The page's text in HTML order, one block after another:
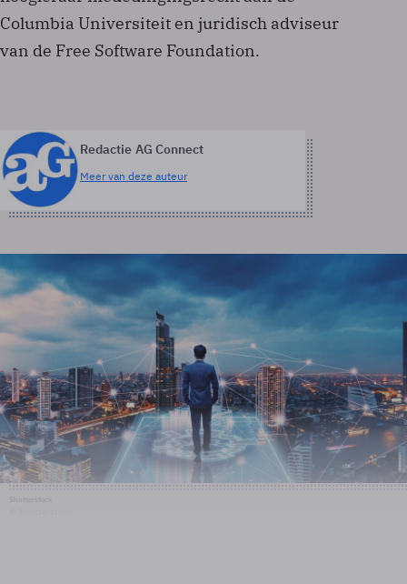
Columbia Universiteit en juridisch adviseur
van de Free Software Foundation.
Redactie AG Connect
Meer van deze auteur